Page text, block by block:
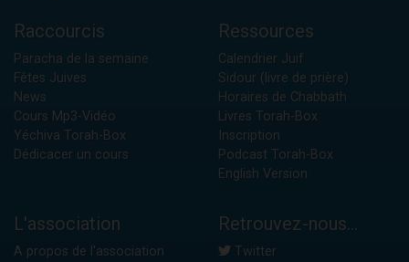
Raccourcis
Paracha de la semaine
Fêtes Juives
News
Cours Mp3-Vidéo
Yéchiva Torah-Box
Dédicacer un cours
Ressources
Calendrier Juif
Sidour (livre de prière)
Horaires de Chabbath
Livres Torah-Box
Inscription
Podcast Torah-Box
English Version
L'association
A propos de l'association
Retrouvez-nous...
Twitter